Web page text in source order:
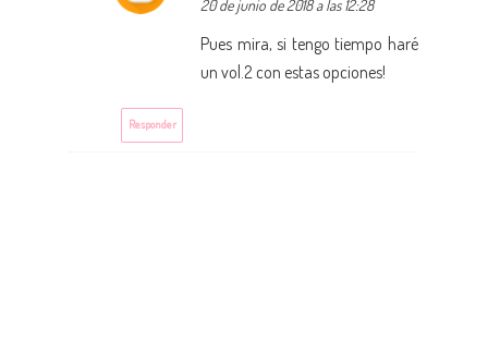
20 de junio de 2018 a las 12:28
Pues mira, si tengo tiempo haré
un vol.2 con estas opciones!
Responder